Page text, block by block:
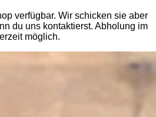
verfügbar. Wir schicken sie aber
du uns kontaktierst. Abholung im
möglich.